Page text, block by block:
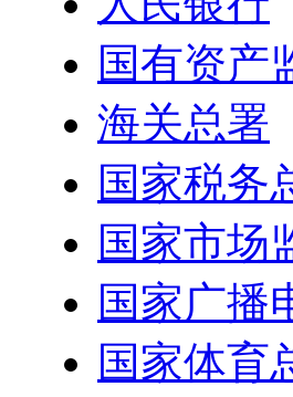
国有资产
海关总署
国家税务
国家市场
国家广播
国家体育